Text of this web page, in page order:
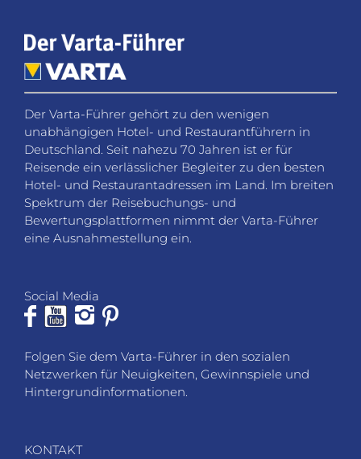
Hotel- und Restaurantadressen im Land. Im breiten
Spektrum der Reisebuchungs- und
Bewertungsplattformen nimmt der Varta-Führer
eine Ausnahmestellung ein.
Social Media
Folgen Sie dem Varta-Führer in den sozialen
Netzwerken für Neuigkeiten, Gewinnspiele und
Hintergrundinformationen.
KONTAKT
Fragen, Wünsche oder Feedback? Wir helfen Ihnen
gerne weiter.
VARTA-Führer GmbH
Marco-Polo-Straße 1
Fax: +49 711 4502 185